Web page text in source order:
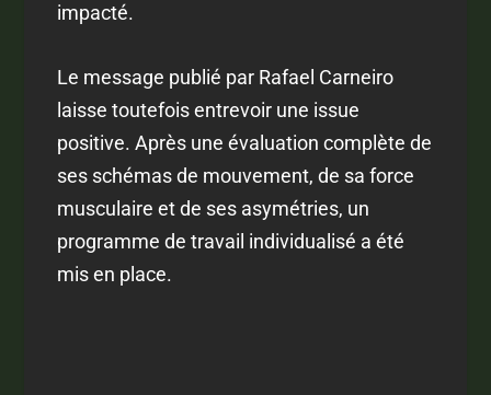
impacté.
Le message publié par Rafael Carneiro
laisse toutefois entrevoir une issue
positive. Après une évaluation complète de
ses schémas de mouvement, de sa force
musculaire et de ses asymétries, un
programme de travail individualisé a été
mis en place.